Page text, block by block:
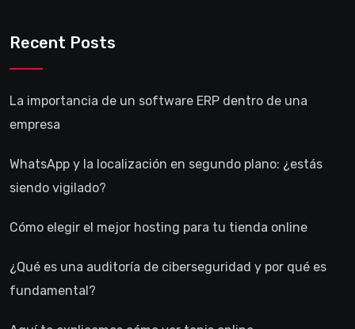
Recent Posts
La importancia de un software ERP dentro de una
empresa
WhatsApp y la localización en segundo plano: ¿estás
siendo vigilado?
Cómo elegir el mejor hosting para tu tienda online
¿Qué es una auditoría de ciberseguridad y por qué es
fundamental?